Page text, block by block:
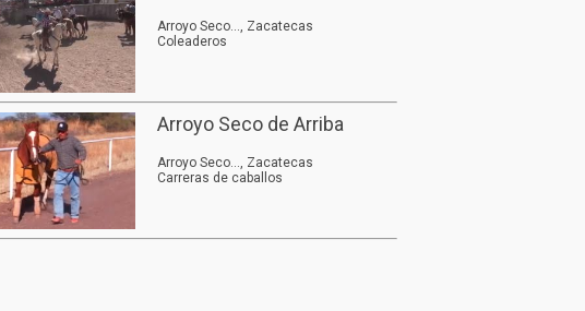
Arroyo Seco..., Zacatecas
Coleaderos
Arroyo Seco de Arriba
Arroyo Seco..., Zacatecas
Carreras de caballos